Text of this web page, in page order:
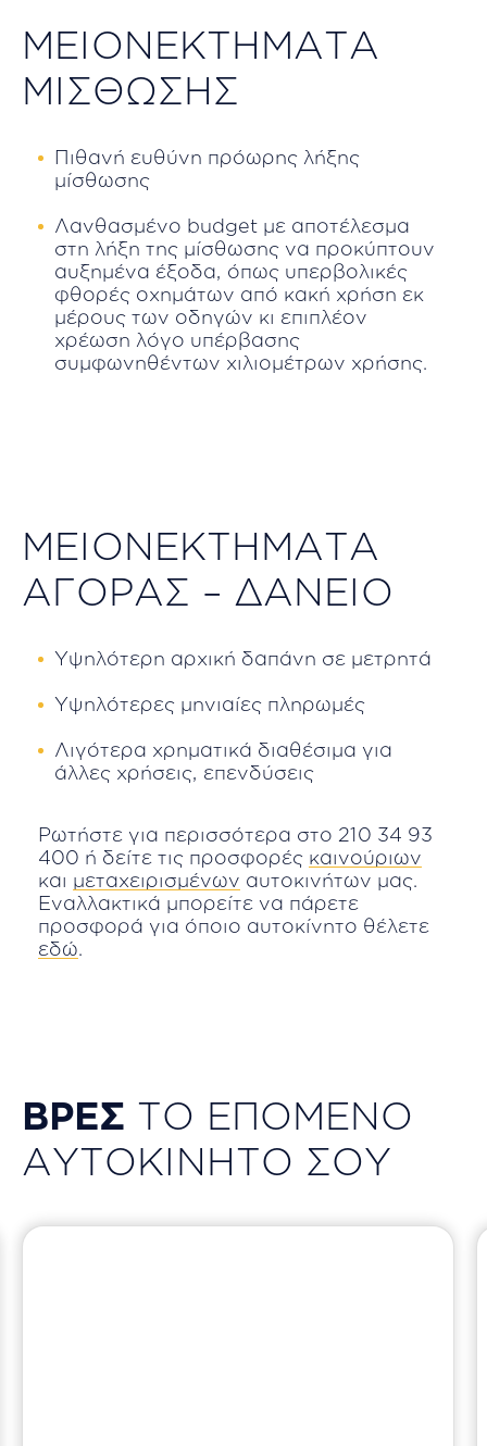
ΜΕΙΟΝΕΚΤΗΜΑΤΑ
ΜΙΣΘΩΣΗΣ
Πιθανή ευθύνη πρόωρης λήξης
μίσθωσης
Λανθασμένο budget με αποτέλεσμα
στη λήξη της μίσθωσης να προκύπτουν
αυξημένα έξοδα, όπως υπερβολικές
φθορές οχημάτων από κακή χρήση εκ
μέρους των οδηγών κι επιπλέον
χρέωση λόγο υπέρβασης
συμφωνηθέντων χιλιομέτρων χρήσης.
ΜΕΙΟΝΕΚΤΗΜΑΤΑ
ΑΓΟΡΑΣ – ΔΑΝΕΙΟ
Υψηλότερη αρχική δαπάνη σε μετρητά
Υψηλότερες μηνιαίες πληρωμές
Λιγότερα χρηματικά διαθέσιμα για
άλλες χρήσεις, επενδύσεις
Ρωτήστε για περισσότερα στο 210 34 93
400 ή δείτε τις προσφορές καινούριων
και μεταχειρισμένων αυτοκινήτων μας.
Εναλλακτικά μπορείτε να πάρετε
προσφορά για όποιο αυτοκίνητο θέλετε
εδώ.
ΒΡΕΣ ΤΟ ΕΠΟΜΕΝΟ
ΑΥΤΟΚΙΝΗΤΟ ΣΟΥ